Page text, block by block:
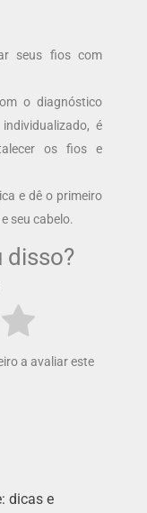
seus fios com
o diagnóstico
é
os fios e
e dê o primeiro
seu cabelo.
disso?
a avaliar este
dicas e